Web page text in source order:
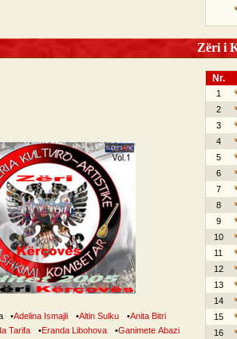
Zëri i
•Adelina Ismajli •Altin Sulku •Anita Bitri
Tarifa •Eranda Libohova •Ganimete Abazi
Nr.
1
2
3
4
5
6
7
8
9
10
11
12
13
14
15
16